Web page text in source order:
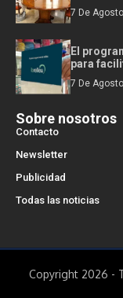
7 De
El
para
7 De
Sobre nosotros
Contacto
Newsletter
Publicidad
Todas las noticias
Copyright 2026 -